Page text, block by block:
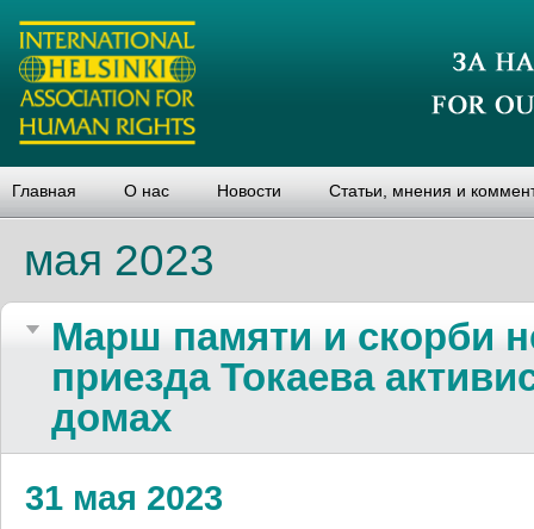
Главная О нас Новости Статьи, мнения и
мая 2023
Марш па­мяти и скор­би
при­езда То­ка­ева
домах
31 мая 2023